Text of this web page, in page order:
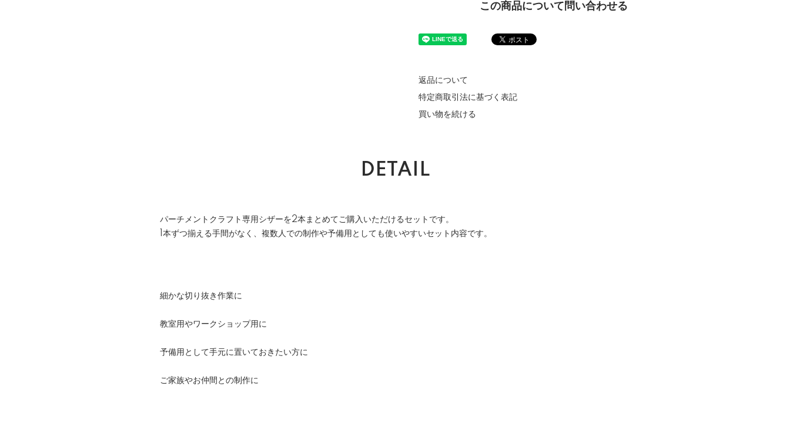
この商品について問い合わせる
返品について
特定商取引法に基づく表記
買い物を続ける
DETAIL
パーチメントクラフト専用シザーを2本まとめてご購入いただけるセットです。
1本ずつ揃える手間がなく、複数人での制作や予備用としても使いやすいセット内容です。
細かな切り抜き作業に
教室用やワークショップ用に
予備用として手元に置いておきたい方に
ご家族やお仲間との制作に